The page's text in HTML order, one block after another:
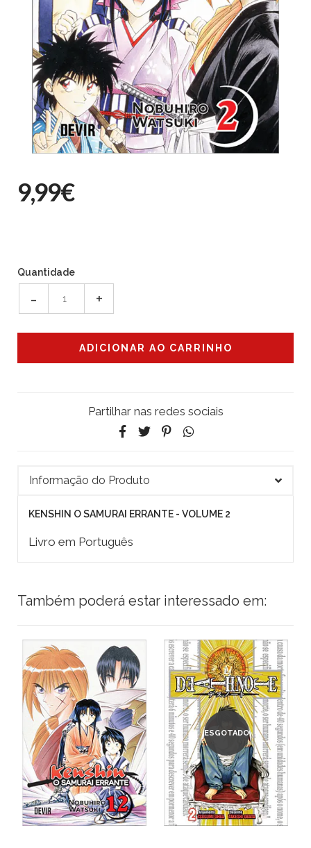
9,99€
Quantidade
- +
Partilhar nas redes sociais
Informação do Produto
KENSHIN O SAMURAI ERRANTE - VOLUME 2
Livro em Português
Também poderá estar interessado em:
ESGOTADO